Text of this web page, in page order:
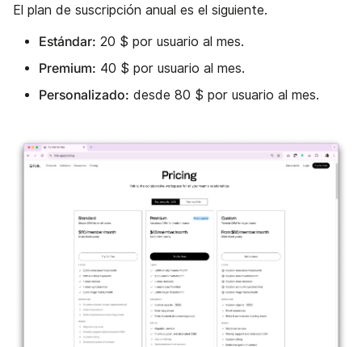
El plan de suscripción anual es el siguiente.
Estándar: 20 $ por usuario al mes.
Premium: 40 $ por usuario al mes.
Personalizado: desde 80 $ por usuario al mes.